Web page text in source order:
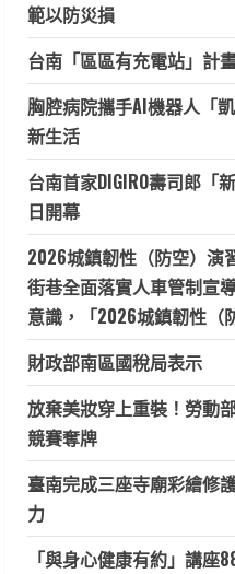
範以防災損
台南「區區有充電站」計
胸腔病院攜手AI機器人「
新生活
台南首家DIGIRO壽司郎「
日開幕
2026城鎮韌性（防空）演
街巷全面落實人車管制宣
意識，「2026城鎮韌性（
財政部南區國稅局表示
放棄美妝穿上重裝！勞動
競賽奪牌
臺南完成三座寺廟彩繪修
力
「與身心健康有約」講座